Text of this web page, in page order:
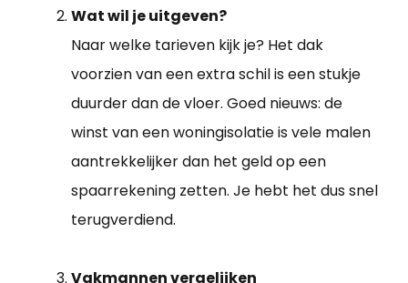
Wat wil je uitgeven?
Naar welke tarieven kijk je? Het dak
voorzien van een extra schil is een stukje
duurder dan de vloer. Goed nieuws: de
winst van een woningisolatie is vele malen
aantrekkelijker dan het geld op een
spaarrekening zetten. Je hebt het dus snel
terugverdiend.
Vakmannen vergelijken